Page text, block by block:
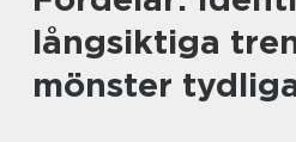
långsiktiga
mönster